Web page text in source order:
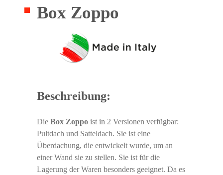
Box Zoppo
Beschreibung:
Die Box Zoppo ist in 2 Versionen verfügbar:
Pultdach und Satteldach. Sie ist eine
Überdachung, die entwickelt wurde, um an
einer Wand sie zu stellen. Sie ist für die
Lagerung der Waren besonders geeignet. Da es